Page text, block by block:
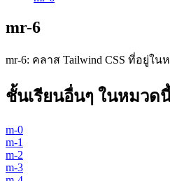
mr-6
mr-6: คลาส Tailwind CSS ที่อยู่ใ
ชั้นเรียนอื่นๆ ในหมวด
m-0
m-1
m-2
m-3